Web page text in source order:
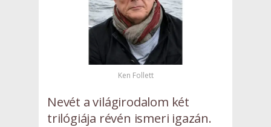
Ken Follett
Nevét a világirodalom két
trilógiája révén ismeri igazán.